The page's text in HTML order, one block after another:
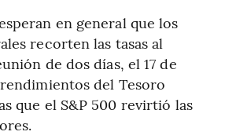
en general que los
recorten las tasas al
de dos días, el 17 de
del Tesoro
que el S&P 500 revirtió las